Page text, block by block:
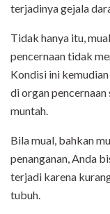
terjadinya gejala
Tidak hanya itu,
pencernaan tidak
Kondisi ini
di organ
muntah.
Bila mual, bahkan
penanganan, Anda
terjadi karena
tubuh.